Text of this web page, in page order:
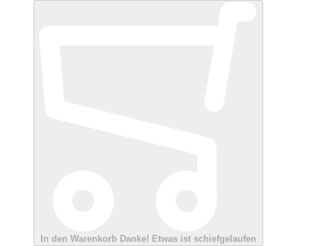
In den Warenkorb Danke! Etwas ist schiefgelaufen